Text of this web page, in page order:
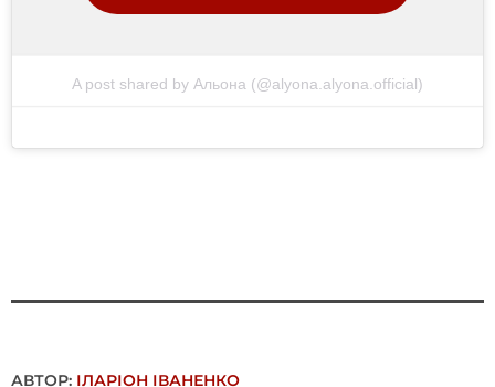
A post shared by Альона (@alyona.alyona.official)
АВТОР: ІЛАРІОН ІВАНЕНКО